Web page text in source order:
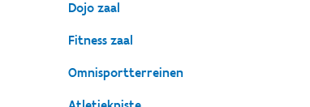
Dojo zaal
Fitness zaal
Omnisportterreinen